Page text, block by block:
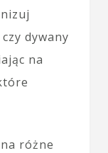
dywany
na
różne